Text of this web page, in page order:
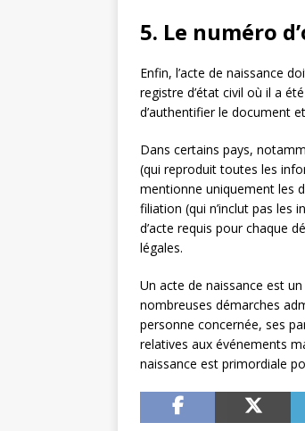
5. Le numéro
Enfin, l’acte de naissance
registre d’état civil où il a
d’authentifier le document
Dans certains pays,
(qui reproduit toutes les
mentionne uniquement les
filiation (qui n’inclut pas les
d’acte requis pour chaque
légales.
Un acte de naissance est
nombreuses démarches
personne concernée, ses
relatives aux événements
naissance est primordiale